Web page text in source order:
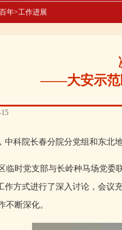
年>工作进展
——大安示范
科院长春分院分党组和东北地
时党支部与长岭种马场党委联
作方式进行了深入讨论，会议
不断深化。